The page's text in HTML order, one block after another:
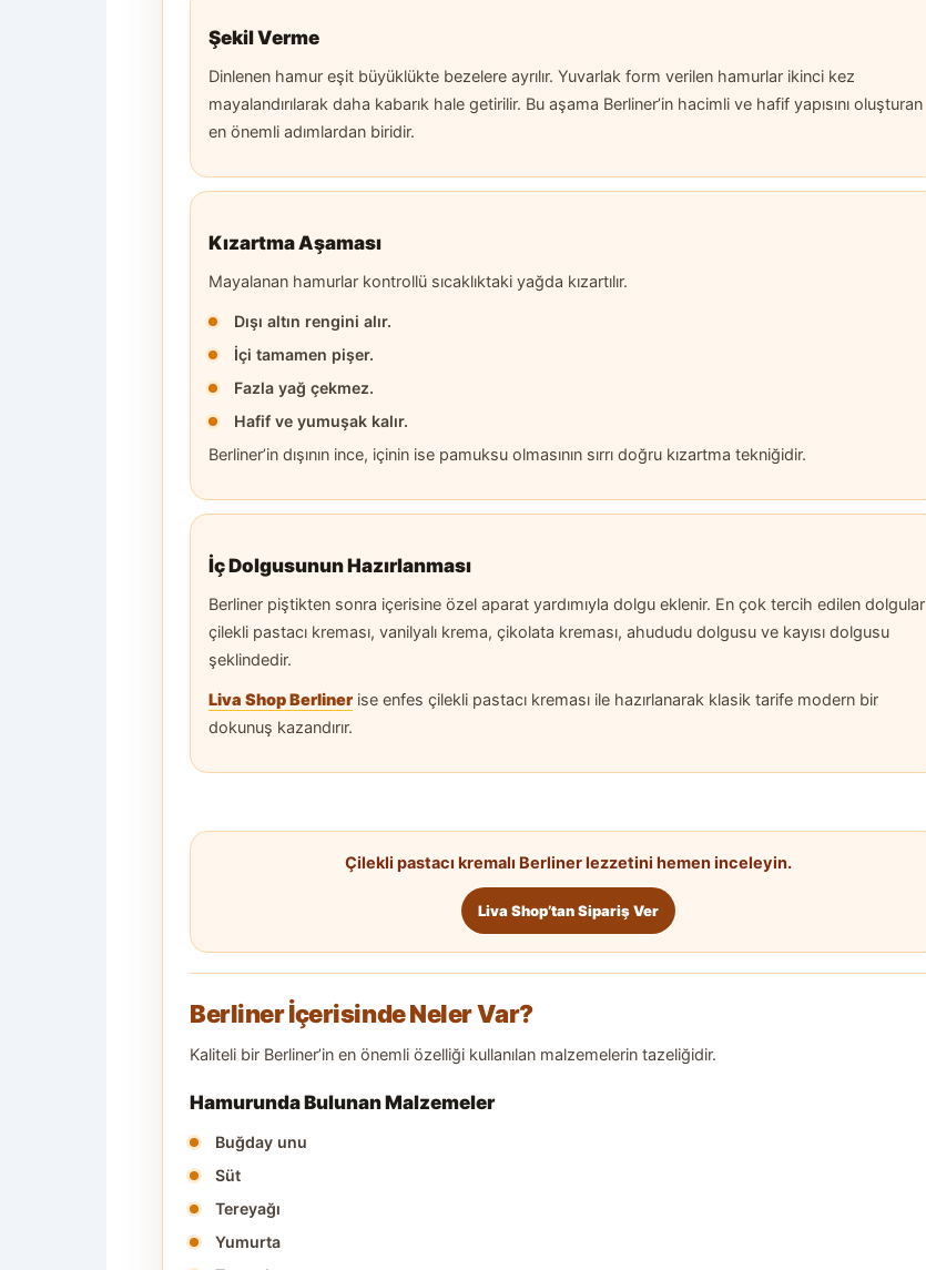
Şekil Verme
Dinlenen hamur eşit büyüklükte bezelere ayrılır. Yuvarlak form verilen hamurlar ikinci kez
mayalandırılarak daha kabarık hale getirilir. Bu aşama Berliner’in hacimli ve hafif yapısını oluşturan
en önemli adımlardan biridir.
Kızartma Aşaması
Mayalanan hamurlar kontrollü sıcaklıktaki yağda kızartılır.
Dışı altın rengini alır.
İçi tamamen pişer.
Fazla yağ çekmez.
Hafif ve yumuşak kalır.
Berliner’in dışının ince, içinin ise pamuksu olmasının sırrı doğru kızartma tekniğidir.
İç Dolgusunun Hazırlanması
Berliner piştikten sonra içerisine özel aparat yardımıyla dolgu eklenir. En çok tercih edilen dolgular
çilekli pastacı kreması, vanilyalı krema, çikolata kreması, ahududu dolgusu ve kayısı dolgusu
şeklindedir.
Liva Shop Berliner ise enfes çilekli pastacı kreması ile hazırlanarak klasik tarife modern bir
dokunuş kazandırır.
Çilekli pastacı kremalı Berliner lezzetini hemen inceleyin.
Liva Shop’tan Sipariş Ver
Berliner İçerisinde Neler Var?
Kaliteli bir Berliner’in en önemli özelliği kullanılan malzemelerin tazeliğidir.
Hamurunda Bulunan Malzemeler
Buğday unu
Süt
Tereyağı
Yumurta